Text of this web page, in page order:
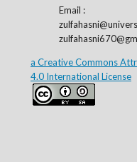
Email :
a Creative Commons
4.0 International License